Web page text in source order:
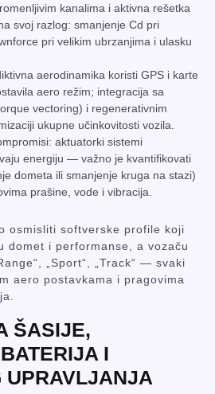
kanalima i aktivna rešetka
svoj razlog: smanjenje Cd pri
pri velikim ubrzanjima i ulasku
aerodinamika koristi GPS i karte
aero režim; integracija sa
vectoring) i regenerativnim
ukupne učinkovitosti vozila.
aktuatorki sistemi
energiju — važno je kvantifikovati
dometa ili smanjenje kruga na stazi)
prašine, vode i vibracija.
osmisliti softverske profile koji
domet i performanse, a vozaču
„Sport“, „Track“ — svaki
aero postavkama i pragovima
ŠASIJE,
I
UPRAVLJANJA